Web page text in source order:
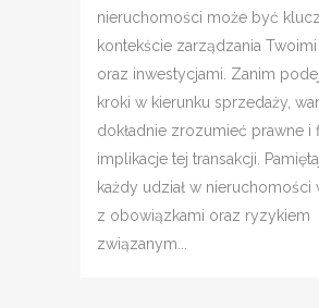
nieruchomości może być
kontekście zarządzania Twoimi
oraz inwestycjami. Zanim
kroki w kierunku sprzedaży,
dokładnie zrozumieć prawne i
implikacje tej transakcji.
każdy udział w nieruchomości
z obowiązkami oraz ryzykiem
związanym...